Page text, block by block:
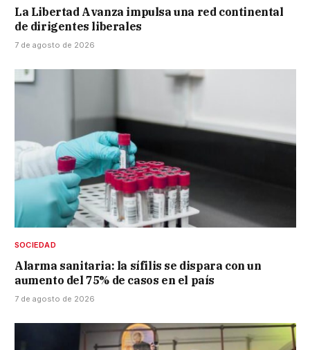
La Libertad Avanza impulsa una red continental
de dirigentes liberales
7 de agosto de 2026
SOCIEDAD
Alarma sanitaria: la sífilis se dispara con un
aumento del 75% de casos en el país
7 de agosto de 2026